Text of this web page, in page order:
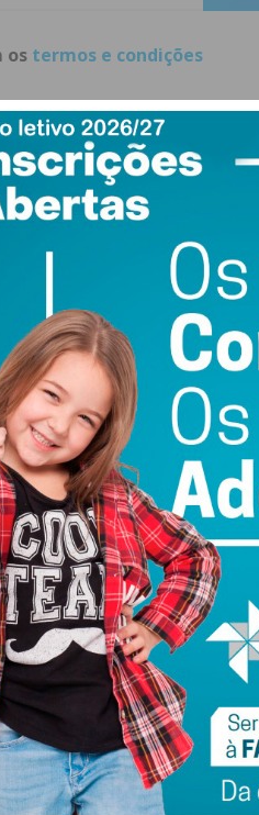
os termos e condições
Bilhete de
Identidade em papel
deixou de ser aceite
como documento de
viagem na UE
6 DE AGOSTO 2026 6